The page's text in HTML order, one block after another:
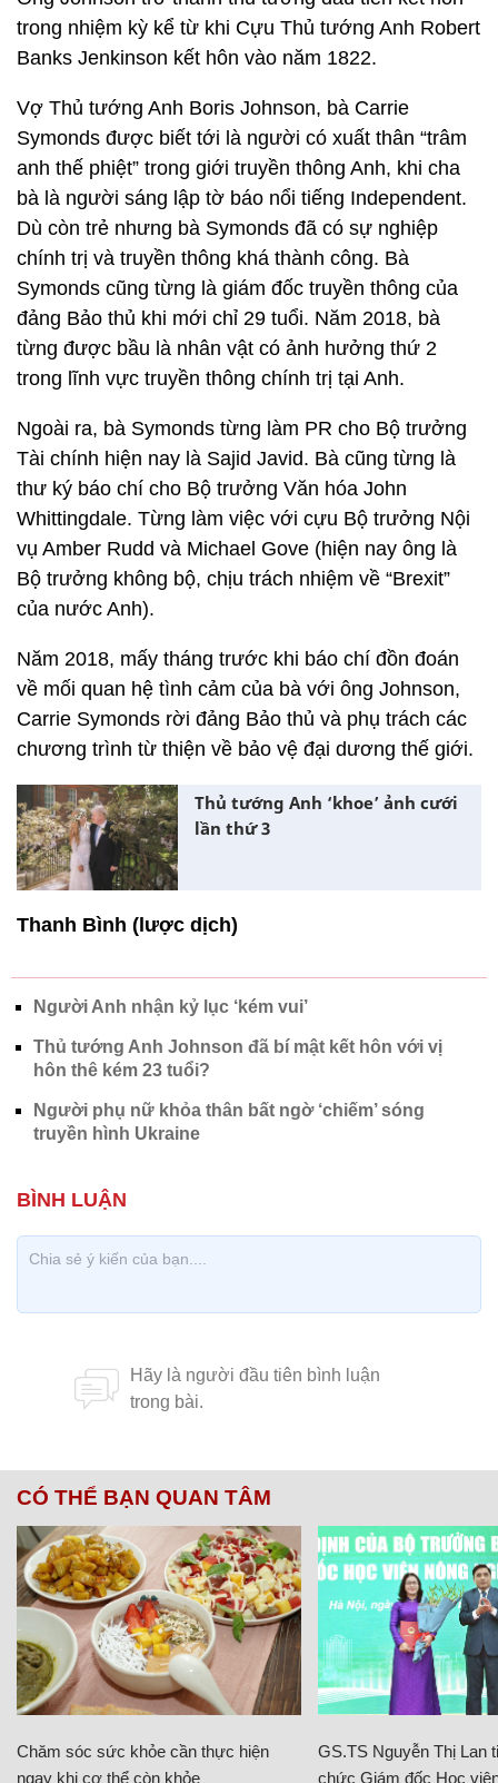
trong nhiệm kỳ kể từ khi Cựu Thủ tướng Anh Robert
Banks Jenkinson kết hôn vào năm 1822.
Vợ Thủ tướng Anh Boris Johnson, bà Carrie
Symonds được biết tới là người có xuất thân “trâm
anh thế phiệt” trong giới truyền thông Anh, khi cha
bà là người sáng lập tờ báo nổi tiếng Independent.
Dù còn trẻ nhưng bà Symonds đã có sự nghiệp
chính trị và truyền thông khá thành công. Bà
Symonds cũng từng là giám đốc truyền thông của
đảng Bảo thủ khi mới chỉ 29 tuổi. Năm 2018, bà
từng được bầu là nhân vật có ảnh hưởng thứ 2
trong lĩnh vực truyền thông chính trị tại Anh.
Ngoài ra, bà Symonds từng làm PR cho Bộ trưởng
Tài chính hiện nay là Sajid Javid. Bà cũng từng là
thư ký báo chí cho Bộ trưởng Văn hóa John
Whittingdale. Từng làm việc với cựu Bộ trưởng Nội
vụ Amber Rudd và Michael Gove (hiện nay ông là
Bộ trưởng không bộ, chịu trách nhiệm về “Brexit”
của nước Anh).
Năm 2018, mấy tháng trước khi báo chí đồn đoán
về mối quan hệ tình cảm của bà với ông Johnson,
Carrie Symonds rời đảng Bảo thủ và phụ trách các
chương trình từ thiện về bảo vệ đại dương thế giới.
Thủ tướng Anh ‘khoe’ ảnh cưới
lần thứ 3
Thanh Bình (lược dịch)
Người Anh nhận kỷ lục ‘kém vui’
Thủ tướng Anh Johnson đã bí mật kết hôn với vị
hôn thê kém 23 tuổi?
Người phụ nữ khỏa thân bất ngờ ‘chiếm’ sóng
truyền hình Ukraine
CÓ THỂ BẠN QUAN TÂM
Chăm sóc sức khỏe cần thực hiện
ngay khi cơ thể còn khỏe
GS.TS Nguyễn Thị Lan
chức Giám đốc Học